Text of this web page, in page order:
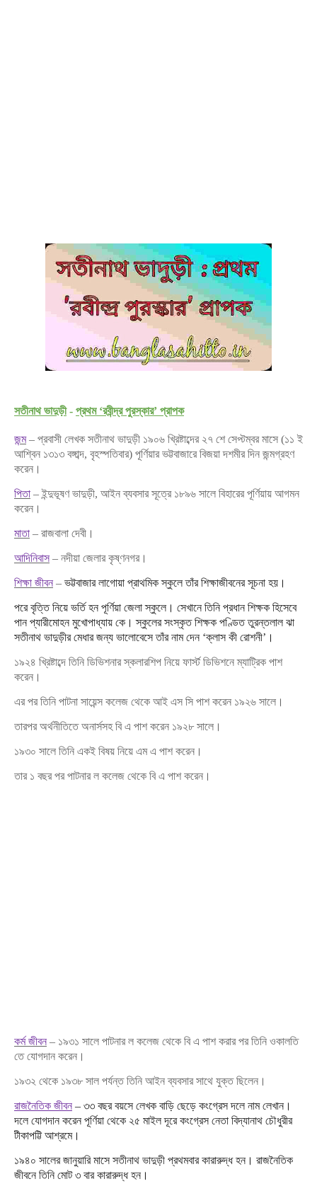
সতীনাথ ভাদুড়ী- প্রথম ‘রবীন্দ্র পুরস্কার’ প্রাপক
জন্ম– প্রবাসী লেখক সতীনাথ ভাদুড়ী ১৯০৬ খ্রিষ্টাব্দের ২৭ শে সেপ্টম্বর মাসে (১১ ই
আশ্বিন ১৩১৩ বঙ্গাব্দ, বৃহস্পতিবার) পূর্ণিয়ার ভট্টবাজারে বিজয়া দশমীর দিন জন্মগ্রহণ
করেন।
পিতা – ইন্দুভূষণ ভাদুড়ী, আইন ব্যবসার সূত্রে ১৮৯৬ সালে বিহারের পূর্ণিয়ায় আগমন
করেন।
মাতা – রাজবালা দেবী।
আদিনিবাস – নদীয়া জেলার কৃষ্ণনগর।
শিক্ষা জীবন – ভট্টবাজার লাগোয়া প্রাথমিক স্কুলে তাঁর শিক্ষাজীবনের সূচনা হয়।
পরে বৃত্তি নিয়ে ভর্তি হন পূর্ণিয়া জেলা স্কুলে। সেখানে তিনি প্রধান শিক্ষক হিসেবে
পান প্যারীমোহন মুখোপাধ্যায় কে। স্কুলের সংস্কৃত শিক্ষক পণ্ডিত তুরন্তলাল ঝা
সতীনাথ ভাদুড়ীর মেধার জন্য ভালোবেসে তাঁর নাম দেন ‘ক্লাস কী রোশনী’।
১৯২৪ খ্রিষ্টাব্দে তিনি ডিভিশনার স্কলারশিপ নিয়ে ফার্স্ট ডিভিশনে ম্যাট্রিক পাশ
করেন।
এর পর তিনি পাটনা সায়েন্স কলেজ থেকে আই এস সি পাশ করেন ১৯২৬ সালে।
তারপর অর্থনীতিতে অনার্সসহ বি এ পাশ করেন ১৯২৮ সালে।
১৯৩০ সালে তিনি একই বিষয় নিয়ে এম এ পাশ করেন।
তার ১ বছর পর পাটনার ল কলেজ থেকে বি এ পাশ করেন।
কর্ম জীবন – ১৯৩১ সালে পাটনার ল কলেজ থেকে বি এ পাশ করার পর তিনি ওকালতি
তে যোগদান করেন।
১৯৩২ থেকে ১৯৩৮ সাল পর্যন্ত তিনি আইন ব্যবসার সাথে যুক্ত ছিলেন।
রাজনৈতিক জীবন – ৩৩ বছর বয়সে লেখক বাড়ি ছেড়ে কংগ্রেস দলে নাম লেখান।
দলে যোগদান করেন পূর্ণিয়া থেকে ২৫ মাইল দূরে কংগ্রেস নেতা বিদ্যানাথ চৌধুরীর
টীকাপট্টি আশ্রমে।
১৯৪০ সালের জানুয়ারি মাসে সতীনাথ ভাদুড়ী প্রথমবার কারারুদ্ধ হন। রাজনৈতিক
জীবনে তিনি মোট ৩ বার কারারুদ্ধ হন।